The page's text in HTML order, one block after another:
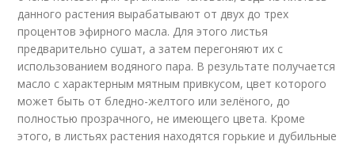
данного растения вырабатывают от двух до трех
процентов эфирного масла. Для этого листья
предварительно сушат, а затем перегоняют их с
использованием водяного пара. В результате получается
масло с характерным мятным привкусом, цвет которого
может быть от бледно-желтого или зелёного, до
полностью прозрачного, не имеющего цвета. Кроме
этого, в листьях растения находятся горькие и дубильные